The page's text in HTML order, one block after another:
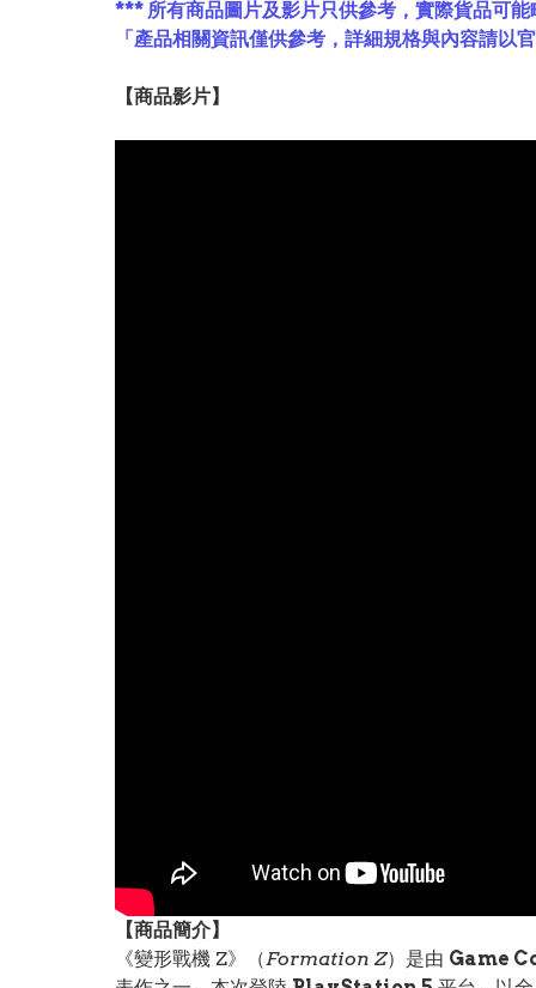
*** 所有商品圖片及影片只供參考，實際貨品可
「產品相關資訊僅供參考，詳細規格與內容請以
【商品影片】
【商品簡介】
《變形戰機 Z》（Formation Z）是由 Game